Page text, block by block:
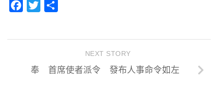
Facebook
Twitter
NEXT STORY
奉 首席使者派令 發布人事命令如左